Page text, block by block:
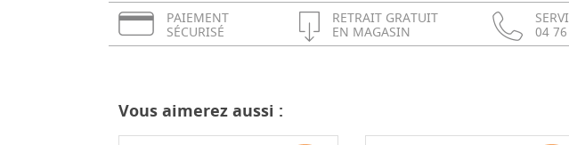
PAIEMENT
SÉCURISÉ
RETRAIT GRATUIT
EN MAGASIN 04
Vous aimerez aussi :